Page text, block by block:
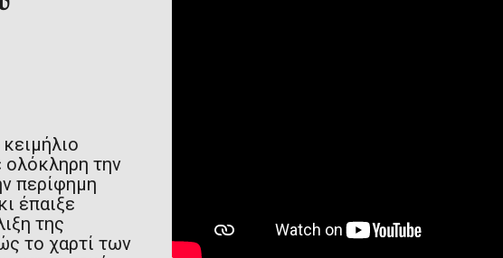
ολόκληρη την
περίφημη
έπαιξε
της
το χαρτί των